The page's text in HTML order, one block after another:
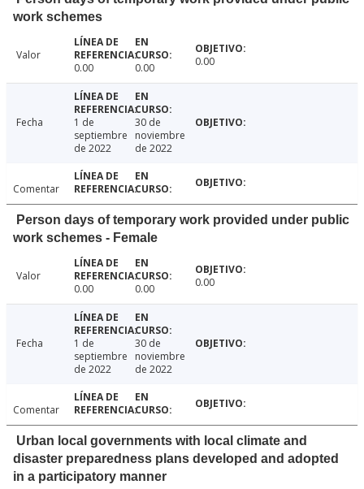
work schemes
Valor
0.00
0.00 0.00
Fecha
1 de
septiembre
de 2022
30 de
noviembre
de 2022
Comentar
Person days of temporary work provided under public
work schemes - Female
Valor
0.00
0.00 0.00
Fecha
1 de
septiembre
de 2022
30 de
noviembre
de 2022
Comentar
Urban local governments with local climate and
disaster preparedness plans developed and adopted
in a participatory manner